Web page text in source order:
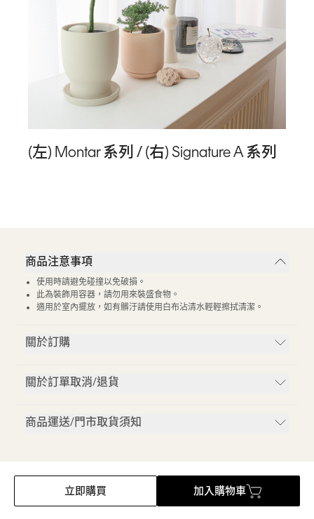
(左) Montar 系列 / (右) Signature A 系列
商品注意事項
使用時請避免碰撞以免破損。
此為裝飾用容器，請勿用來裝盛食物。
適用於室內擺放，如有髒汙請使用白布沾清水輕輕擦拭清潔。
關於訂購
關於訂單取消/退貨
商品運送/門市取貨須知
立即購買 加入購物車